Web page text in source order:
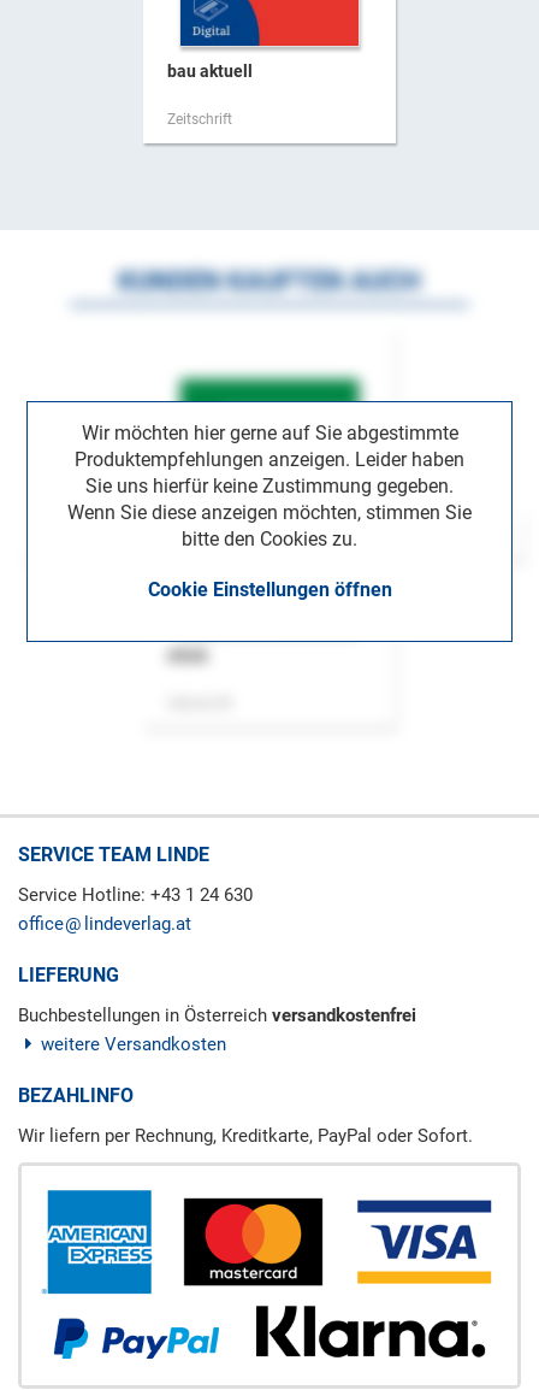
bau aktuell
Zeitschrift
Wir möchten hier gerne auf Sie abgestimmte
Produktempfehlungen anzeigen. Leider haben
Sie uns hierfür keine Zustimmung gegeben.
Wenn Sie diese anzeigen möchten, stimmen Sie
bitte den Cookies zu.
Cookie Einstellungen öffnen
KUNDEN KAUFTEN AUCH
ASok
SERVICE TEAM LINDE
Service Hotline: +43 1 24 630
office
lindeverlag.at
LIEFERUNG
Buchbestellungen in Österreich versandkostenfrei
weitere Versandkosten
BEZAHLINFO
Wir liefern per Rechnung, Kreditkarte, PayPal oder Sofort.